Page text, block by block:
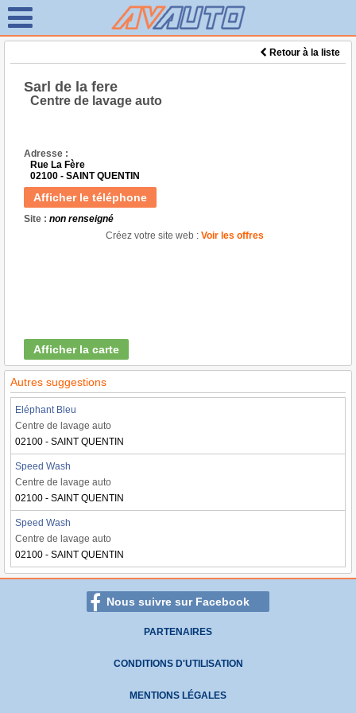
Retour à la liste
Sarl de la fere
Centre de lavage auto
Adresse :
Rue La Fère
02100 - SAINT QUENTIN
Afficher le téléphone
Site : non renseigné
Créez votre site web : Voir les offres
Afficher la carte
Autres suggestions
Eléphant Bleu
Centre de lavage auto
02100 - SAINT QUENTIN
Speed Wash
Centre de lavage auto
02100 - SAINT QUENTIN
Speed Wash
Centre de lavage auto
02100 - SAINT QUENTIN
Nous suivre sur Facebook
PARTENAIRES
CONDITIONS D'UTILISATION
MENTIONS LÉGALES